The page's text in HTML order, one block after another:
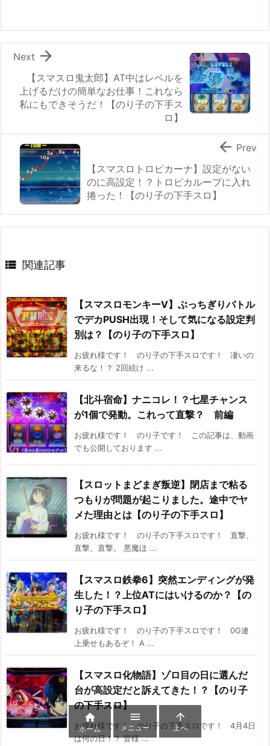
【スマスロ鬼太郎】AT中はレベルを
上げるだけの簡単なお仕事！これなら
私にもできそうだ！【のり子の下手ス
ロ】

Next
【スマスロトロピカーナ】設定がない
のに高設定！？トロピカループに入れ
捲った！【のり子の下手スロ】
 Prev
 関連記事
【スマスロモンキーV】ぶっちぎりバトル
でデカPUSH出現！そして気になる設定判
別は？【のり子の下手スロ】
お疲れ様です！ のり子の下手スロです！ 凄いの
来るな！？ 2回続け ...
【北斗宿命】ナニコレ！？七星チャンス
が1個で発動。これって直撃？ 前編
お疲れ様です！ のり子です！ この記事は、動画
でも公開しております ...
【スロットまどまぎ叛逆】閉店まで粘る
つもりが問題が起こりました。途中でヤ
メた理由とは【のり子の下手スロ】
お疲れ様です！ のり子の下手スロです！ 直撃、
直撃、直撃。 悪魔ほ ...
【スマスロ鉄拳6】突然エンディングが発
生した！？上位ATにはいけるのか？【の
り子の下手スロ】
お疲れ様です！ のり子の下手スロです！ 0G連
上乗せもあるぞ！ A ...
【スマスロ化物語】ゾロ目の日に選んだ
台が高設定だと訴えてきた！？【のり子
の下手スロ】
お疲れ様です！ のり子の下手スロです！ 4月4日
は何の日！？ 皆様 ...

ホーム

メニュー

上へ